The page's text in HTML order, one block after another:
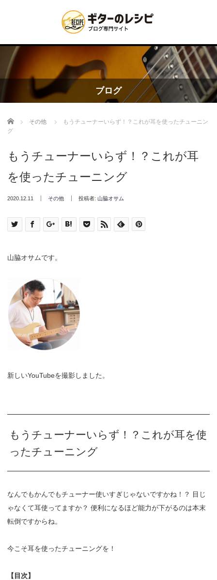
ブログ
Home その他
もうチューナーいらず！？これが耳を使ったチューニン
グ
もうチューナーいらず！？これが耳
を使ったチューニング
2020.12.11 その他 投稿者: 山脇オサム
山脇オサムです。
新しいYouTubeを撮影しました。
もうチューナーいらず！？これが耳を使
ったチューニング
なんでもかんでもチューナー使いすぎじゃないですかね！？ 目じ
ゃなくて耳使ってますか？ 便利になるほど能力が下がるのは本末
転倒ですからね。
今こそ耳を使ったチューニングを！
【目次】